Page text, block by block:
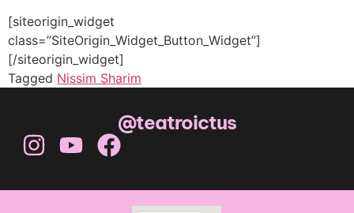
[siteorigin_widget
class=”SiteOrigin_Widget_Button_Widget”]
[/siteorigin_widget]
Tagged Nissim Sharim
@teatroictus